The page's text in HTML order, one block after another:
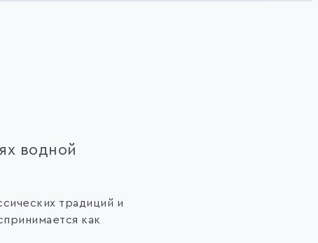
водной
традиций и
как